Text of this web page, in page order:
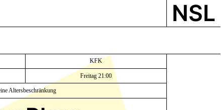
NSL
KFK
Freitag 21:00
Altersbeschränkung